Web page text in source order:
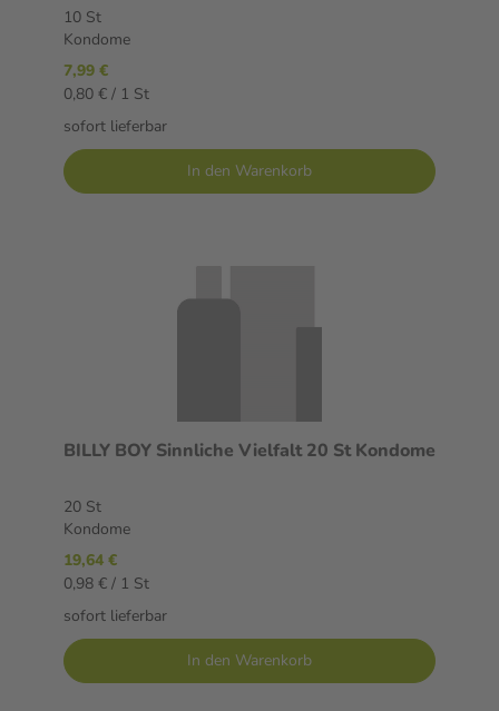
10 St
Kondome
7,99 €
0,80 € / 1 St
sofort lieferbar
In den Warenkorb
BILLY BOY Sinnliche Vielfalt 20 St Kondome
20 St
Kondome
19,64 €
0,98 € / 1 St
sofort lieferbar
In den Warenkorb